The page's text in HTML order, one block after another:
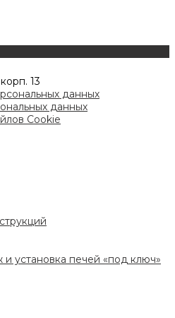
13
данных
данных
Cookie
установка печей «под ключ»